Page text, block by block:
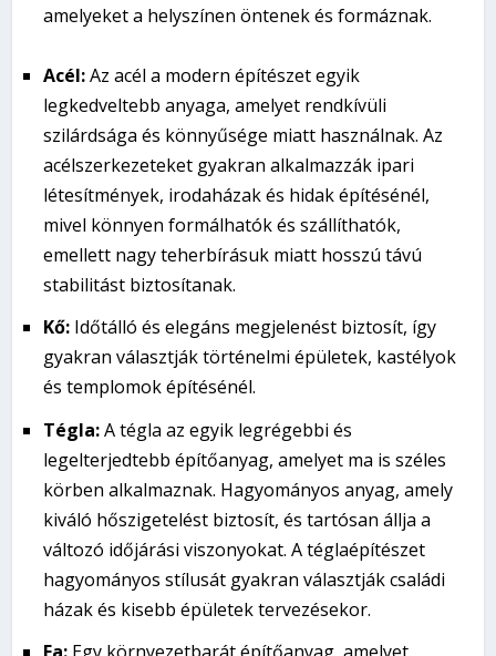
amelyeket a helyszínen öntenek és formáznak.
Acél:Az acél a modern építészet egyik
legkedveltebb anyaga, amelyet rendkívüli
szilárdsága és könnyűsége miatt használnak. Az
acélszerkezeteket gyakran alkalmazzák ipari
létesítmények, irodaházak és hidak építésénél,
mivel könnyen formálhatók és szállíthatók,
emellett nagy teherbírásuk miatt hosszú távú
stabilitást biztosítanak.
Kő: Időtálló és elegáns megjelenést biztosít, így
gyakran választják történelmi épületek, kastélyok
és templomok építésénél.
Tégla:A tégla az egyik legrégebbi és
legelterjedtebb építőanyag, amelyet ma is széles
körben alkalmaznak. Hagyományos anyag, amely
kiváló hőszigetelést biztosít, és tartósan állja a
változó időjárási viszonyokat. A téglaépítészet
hagyományos stílusát gyakran választják családi
házak és kisebb épületek tervezésekor.